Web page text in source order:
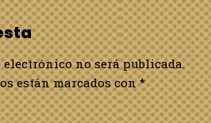
no será publicada.
están marcados con*